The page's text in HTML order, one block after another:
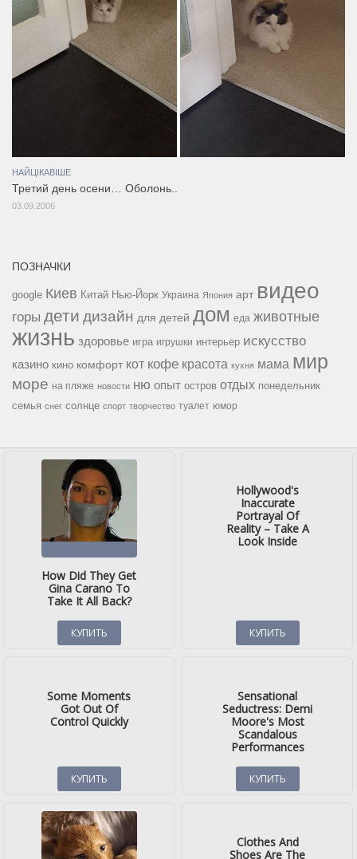
НАЙЦІКАВІШЕ
Третий день осени… Оболонь..
03.09.2006
ПОЗНАЧКИ
google Киев Китай Нью-Йорк Украина Япония арт видео
горы дети дизайн для детей дом еда животные
жизнь здоровье игра игрушки интерьер искусство
казино кино комфорт кот кофе красота кухня мама мир
море на пляже новости ню опыт остров отдых понедельник
семья снег солнце спорт творчество туалет юмор